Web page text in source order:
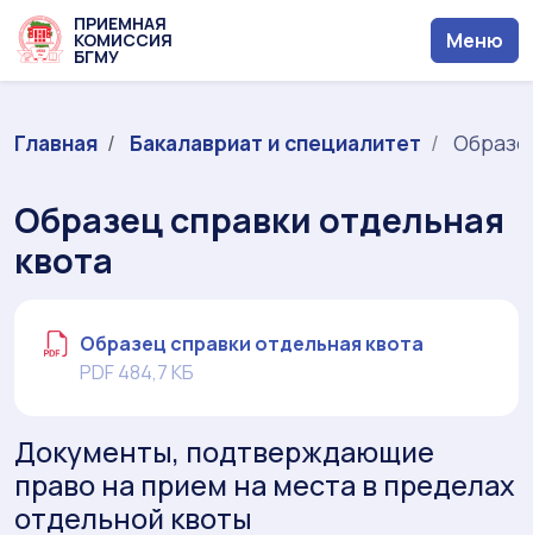
ПРИЕМНАЯ
КОМИССИЯ
БГМУ
Меню
Главная Бакалавриат и специалитет
Образец справки отдельная
квота
Образец справки отдельная квота
PDF 484,7 КБ
Документы, подтверждающие
право на прием на места в пределах
отдельной квоты